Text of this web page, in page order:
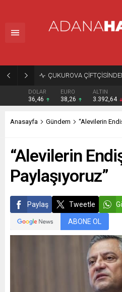
DOLAR
36,46
EURO
38,26
ALTIN
3.392,64
Anasayfa Gündem “Alevilerin
“Alevilerin
Paylaşıyoruz”
Paylaş Tweetle
ABONE OL